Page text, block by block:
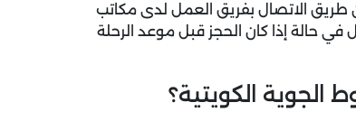
طريق الاتصال بفريق العمل لدى مكاتب
في حالة إذا كان الحجز قبل موعد الرحلة
الكويتية؟